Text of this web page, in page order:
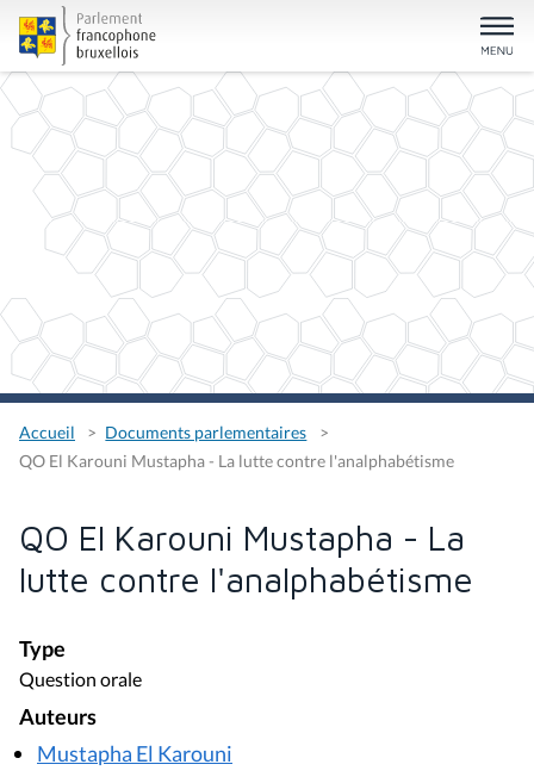
Accueil
Documents parlementaires
QO El Karouni Mustapha - La lutte contre l'analphabétisme
QO El Karouni Mustapha - La
lutte contre l'analphabétisme
Type
Question orale
Auteurs
Mustapha El Karouni